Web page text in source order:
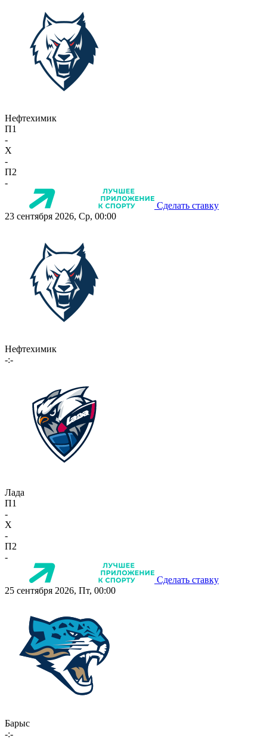
Нефтехимик
П1
-
X
-
П2
-
Сделать ставку
23 сентября 2026, Ср, 00:00
Нефтехимик
-:-
Лада
П1
-
X
-
П2
-
Сделать ставку
25 сентября 2026, Пт, 00:00
Барыс
-:-